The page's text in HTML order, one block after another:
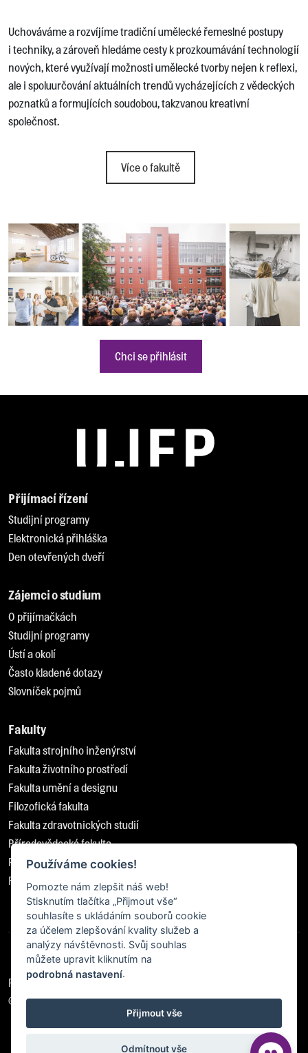
Uchováváme a rozvíjíme tradiční umělecké řemeslné postupy
i techniky, a zároveň hledáme cesty k prozkoumávání technologií
nových, které využívají možnosti umělecké tvorby nejen k reflexi,
ale i spoluurčování aktuálních trendů vycházejících z vědeckých
poznatků a formujících soudobou, takzvanou kreativní
společnost.
Více o fakultě
Chci se přihlásit
Přijímací řízení
Studijní programy
Elektronická přihláška
Den otevřených dveří
Zájemci o studium
O přijímačkách
Studijní programy
Ústí a okolí
Často kladené dotazy
Slovníček pojmů
Fakulty
Fakulta strojního inženýrství
Fakulta životního prostředí
Fakulta umění a designu
Filozofická fakulta
Fakulta zdravotnických studií
Přírodovědecká fakulta
Pedagogická fakulta
Fakulta sociálně ekonomická
Prohlášení o přístupnosti
© 2026 Všechna práva vyhrazena
Používáme cookies!
Pomozte nám zlepšit náš web!
Stisknutím tlačítka „Přijmout vše“
souhlasíte s ukládáním souborů cookie
za účelem zlepšování kvality služeb a
analýzy návštěvnosti. Svůj souhlas
můžete upravit kliknutím na
podrobná nastavení.
Přijmout vše
Odmítnout vše